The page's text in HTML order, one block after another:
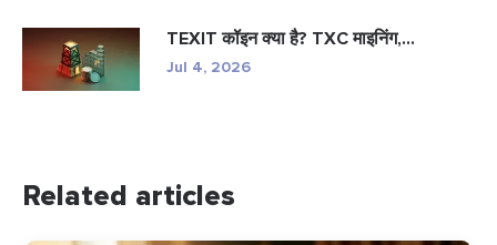
TEXIT कॉइन क्या है? TXC माइनिंग,...
Jul 4, 2026
Related articles